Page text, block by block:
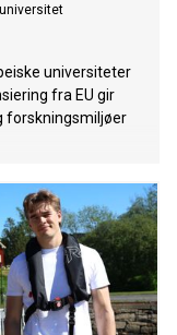
universiteter
fra EU gir
forskningsmiljøer